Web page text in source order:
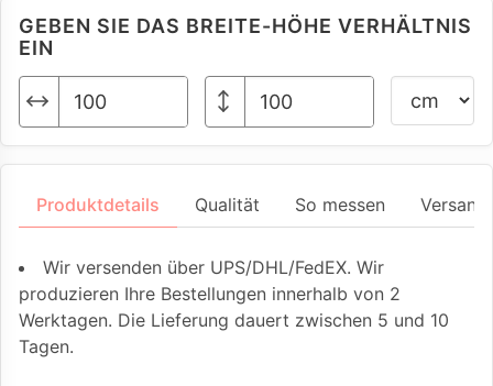
GEBEN SIE DAS BREITE-HÖHE VERHÄLTNIS
EIN
Produktdetails Qualität So messen
Wir versenden über UPS/DHL/FedEX. Wir
produzieren Ihre Bestellungen innerhalb von 2
Werktagen. Die Lieferung dauert zwischen 5 und 10
Tagen.